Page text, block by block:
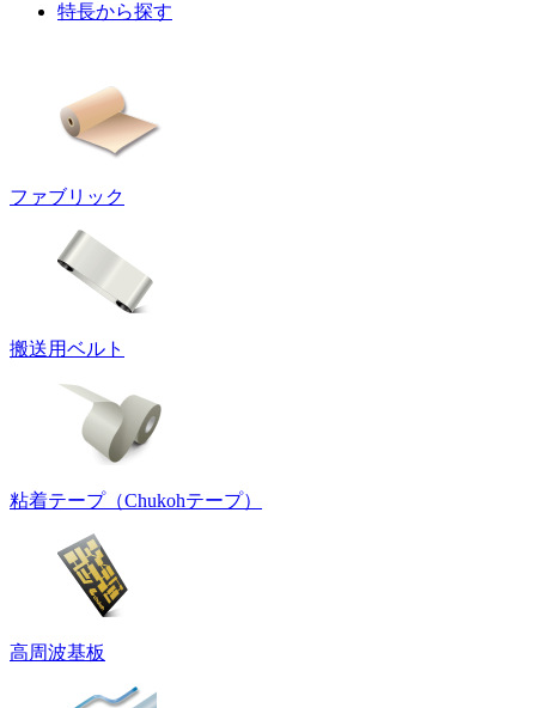
特長から探す
ファブリック
搬送用ベルト
粘着テープ（Chukohテープ）
高周波基板